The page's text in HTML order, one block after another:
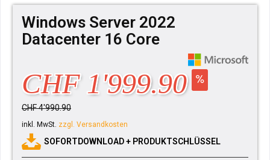
Windows Server 2022
Datacenter 16 Core
CHF 1'999.90
CHF 4'990.90
inkl. MwSt. zzgl. Versandkosten
SOFORTDOWNLOAD + PRODUKTSCHLÜSSEL